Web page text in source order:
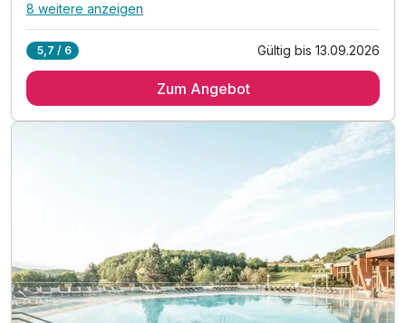
Alle Inklusivleistungen
3 x Langschläfer-Frühstücksbuffet bis 11 Uhr
4 x Therme Loipersdorf inklusive Fun Park & Sauna*
inkl. gratis Softeis für Kinder bis 15 Jahre
inkl. Kinderanimation & Abenteuerprogramm - Therme
inkl. direkter, interirdischer Zugang zur Therme
inkl. hoteleigener Liegebereich in der Therme
8 weitere anzeigen
5,7 / 6 Gültig bis 13.09.2026
Zum Angebot